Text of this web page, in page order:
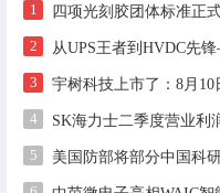
1
2 从UPS王者到HVDC先
3 宇树科技上市了：8月10
4 SK海力士二季度营业利
5 美国防部将部分中国科